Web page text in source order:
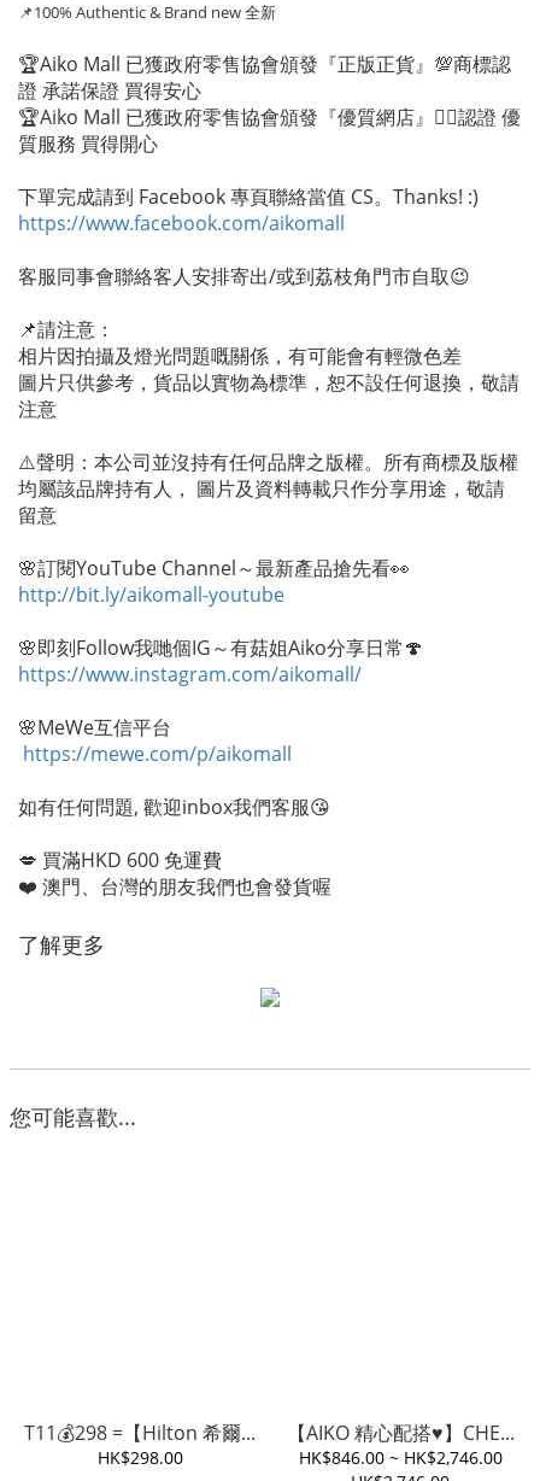
📌100% Authentic& Brand new 全新
🏆Aiko Mall 已獲政府零售協會頒發『正版正貨』💯商標認
證 承諾保證 買得安心
🏆Aiko Mall 已獲政府零售協會頒發『優質網店』👍🏻認證 優
質服務 買得開心
下單完成請到 Facebook 專頁聯絡當值 CS。Thanks! :)
https://www.facebook.com/aikomall
客服同事會聯絡客人安排寄出/或到荔枝角門市自取😉
📌請注意：
相片因拍攝及燈光問題嘅關係，有可能會有輕微色差
圖片只供參考，貨品以實物為標準，恕不設任何退換，敬請
注意
⚠️聲明：本公司並沒持有任何品牌之版權。所有商標及版權
均屬該品牌持有人， 圖片及資料轉載只作分享用途，敬請
留意
🌸訂閱YouTube Channel～最新產品搶先看👀
http://bit.ly/aikomall-youtube
🌸即刻Follow我哋個IG～有菇姐Aiko分享日常🍄
https://www.instagram.com/aikomall/
🌸MeWe互信平台
https://mewe.com/p/aikomall
如有任何問題, 歡迎inbox我們客服😘
💋 買滿HKD 600 免運費
❤️ 澳門、台灣的朋友我們也會發貨喔
了解更多
您可能喜歡...
T11💰298 =【Hilton 希爾...
HK$298.00
【AIKO 精心配搭♥️】CHE...
HK$846.00 ~ HK$2,746.00